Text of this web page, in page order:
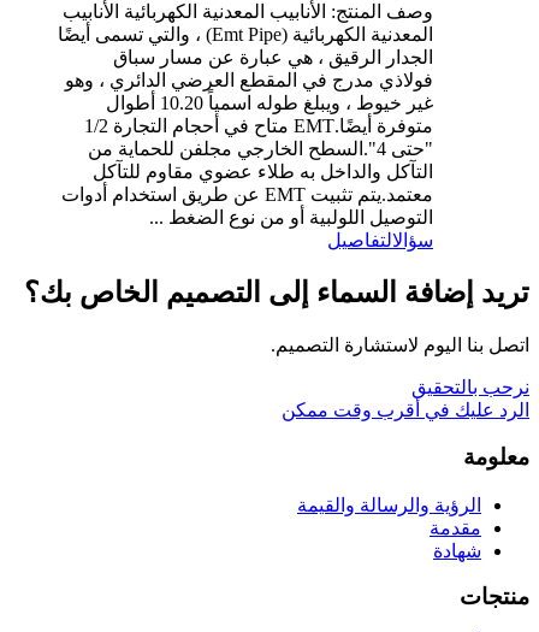
وصف المنتج: الأنابيب المعدنية الكهربائية الأنابيب
المعدنية الكهربائية (Emt Pipe) ، والتي تسمى أيضًا
الجدار الرقيق ، هي عبارة عن مسار سباق
فولاذي مدرج في المقطع العرضي الدائري ، وهو
غير خيوط ، ويبلغ طوله اسمياً 10.20 أطوال
متوفرة أيضًا.EMT متاح في أحجام التجارة 1/2
"حتى 4".السطح الخارجي مجلفن للحماية من
التآكل والداخل به طلاء عضوي مقاوم للتآكل
معتمد.يتم تثبيت EMT عن طريق استخدام أدوات
التوصيل اللولبية أو من نوع الضغط ...
سؤالالتفاصيل
تريد إضافة السماء إلى التصميم الخاص بك؟
اتصل بنا اليوم لاستشارة التصميم.
نرحب بالتحقيق
الرد عليك في أقرب وقت ممكن
معلومة
الرؤية والرسالة والقيمة
مقدمة
شهادة
منتجات